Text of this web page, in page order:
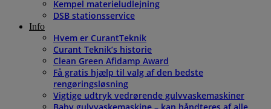
Kempel materieludlejning
DSB stationsservice
Info
Hvem er CurantTeknik
Curant Teknik’s historie
Clean Green Afidamp Award
Få gratis hjælp til valg af den bedste
rengøringsløsning
Vigtige udtryk vedrørende gulvvaskemaskiner